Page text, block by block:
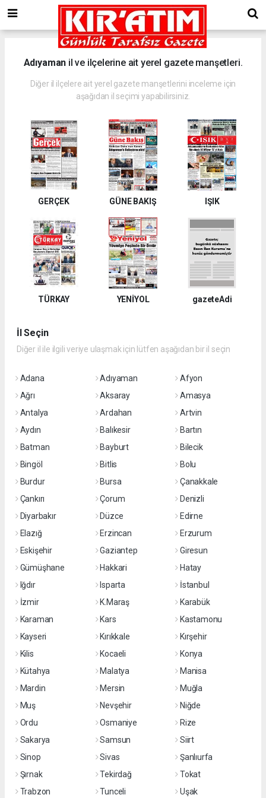
Adıyaman il ve ilçelerine ait yerel gazete manşetleri.
Diğer il ilçelere ait yerel gazete manşetlerini inceleme için
aşağıdan il seçimi yapabilirsiniz.
GERÇEK GÜNE BAKIŞ IŞIK
TÜRKAY YENİYOL gazeteAdi
İl Seçin
Diğer il ile ilgili veriye ulaşmak için lütfen aşağıdan bir il seçin
Adana Adıyaman
Afyon
Ağrı
Aksaray
Amasya
Antalya
Ardahan
Artvin
Aydın
Balıkesir
Bartın
Batman
Bayburt
Bilecik
Bingöl
Bitlis
Bolu
Burdur
Bursa
Çanakkale
Çankırı
Çorum
Denizli
Diyarbakır
Düzce
Edirne
Elazığ
Erzincan
Erzurum
Eskişehir
Gaziantep
Giresun
Gümüşhane
Hakkari
Hatay
Iğdır
Isparta
İstanbul
İzmir
K.Maraş
Karabük
Karaman
Kars
Kastamonu
Kayseri
Kırıkkale
Kırşehir
Kilis
Kocaeli
Konya
Kütahya
Malatya
Manisa
Mardin
Mersin
Muğla
Muş
Nevşehir
Niğde
Ordu
Osmaniye
Rize
Sakarya
Samsun
Siirt
Sinop
Sivas
Şanlıurfa
Şırnak
Tekirdağ
Tokat
Trabzon
Tunceli Uşak